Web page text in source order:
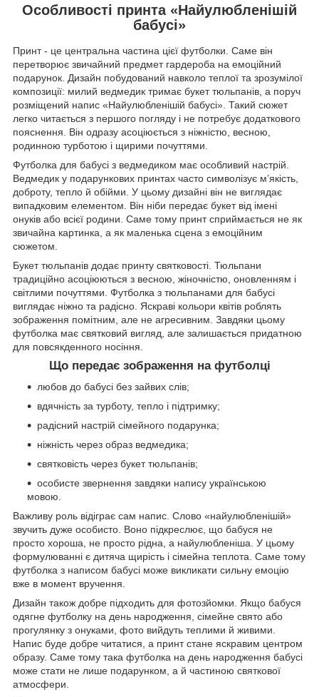
Особливості принта «Найулюбленішій
бабусі»
Принт - це центральна частина цієї футболки. Саме він
перетворює звичайний предмет гардероба на емоційний
подарунок. Дизайн побудований навколо теплої та зрозумілої
композиції: милий ведмедик тримає букет тюльпанів, а поруч
розміщений напис «Найулюбленішій бабусі». Такий сюжет
легко читається з першого погляду і не потребує додаткового
пояснення. Він одразу асоціюється з ніжністю, весною,
родинною турботою і щирими почуттями.
Футболка для бабусі з ведмедиком має особливий настрій.
Ведмедик у подарункових принтах часто символізує м’якість,
доброту, тепло й обійми. У цьому дизайні він не виглядає
випадковим елементом. Він ніби передає букет від імені
онуків або всієї родини. Саме тому принт сприймається не як
звичайна картинка, а як маленька сцена з емоційним
сюжетом.
Букет тюльпанів додає принту святковості. Тюльпани
традиційно асоціюються з весною, жіночністю, оновленням і
світлими почуттями. Футболка з тюльпанами для бабусі
виглядає ніжно та радісно. Яскраві кольори квітів роблять
зображення помітним, але не агресивним. Завдяки цьому
футболка має святковий вигляд, але залишається придатною
для повсякденного носіння.
Що передає зображення на футболці
любов до бабусі без зайвих слів;
вдячність за турботу, тепло і підтримку;
радісний настрій сімейного подарунка;
ніжність через образ ведмедика;
святковість через букет тюльпанів;
особисте звернення завдяки напису українською
мовою.
Важливу роль відіграє сам напис. Слово «найулюбленішій»
звучить дуже особисто. Воно підкреслює, що бабуся не
просто хороша, не просто рідна, а найулюбленіша. У цьому
формулюванні є дитяча щирість і сімейна теплота. Саме тому
футболка з написом бабусі може викликати сильну емоцію
вже в момент вручення.
Дизайн також добре підходить для фотозйомки. Якщо бабуся
одягне футболку на день народження, сімейне свято або
прогулянку з онуками, фото вийдуть теплими й живими.
Напис буде добре читатися, а принт стане яскравим центром
образу. Саме тому така футболка на день народження бабусі
може стати не лише подарунком, а й частиною святкової
атмосфери.